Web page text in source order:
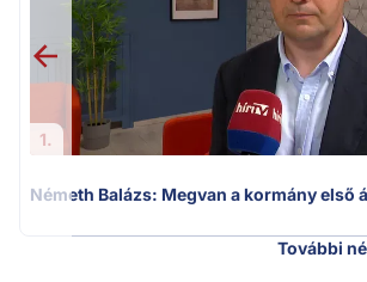
1.
Németh Balázs: Megvan a kormány első
További